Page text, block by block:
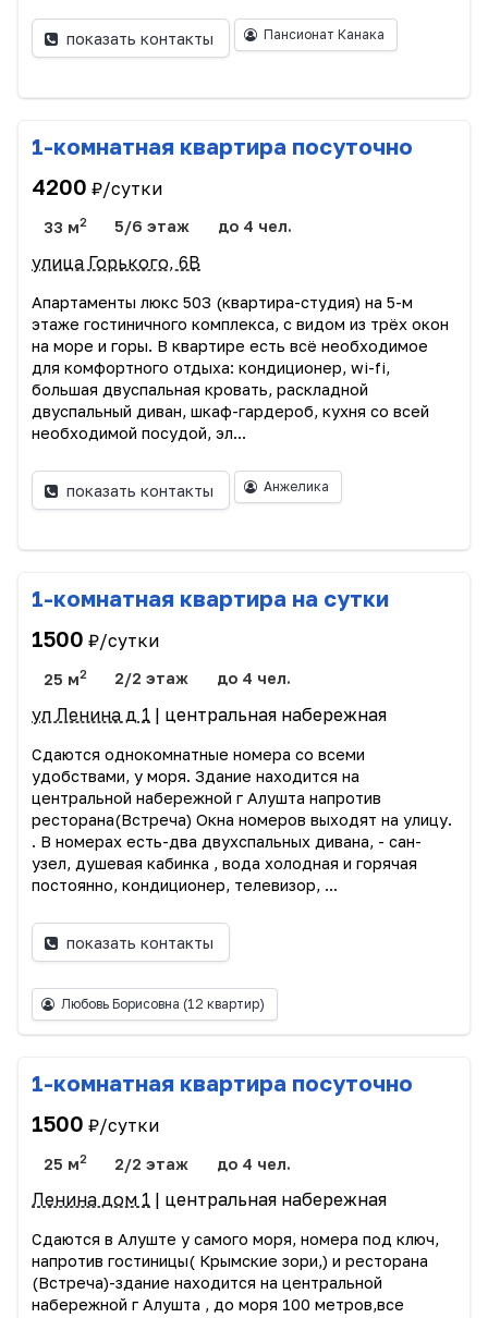
показать контакты Пансионат Канака
1-комнатная квартира посуточно
4200 ₽/сутки
33 м2 5/6 этаж до 4 чел.
улица Горького, 6В
Апартаменты люкс 503 (квартира-студия) на 5-м
этаже гостиничного комплекса, с видом из трёх окон
на море и горы. В квартире есть всё необходимое
для комфортного отдыха: кондиционер, wi-fi,
большая двуспальная кровать, раскладной
двуспальный диван, шкаф-гардероб, кухня со всей
необходимой посудой, эл...
показать контакты Анжелика
1-комнатная квартира на сутки
1500 ₽/сутки
25 м2 2/2 этаж до 4 чел.
ул Ленина д 1 | центральная набережная
Сдаются однокомнатные номера со всеми
удобствами, у моря. Здание находится на
центральной набережной г Алушта напротив
ресторана(Встреча) Окна номеров выходят на улицу.
. В номерах есть-два двухспальных дивана, - сан-
узел, душевая кабинка , вода холодная и горячая
постоянно, кондиционер, телевизор, ...
показать контакты
Любовь Борисовна (12 квартир)
1-комнатная квартира посуточно
1500 ₽/сутки
25 м2 2/2 этаж до 4 чел.
Ленина дом 1 | центральная набережная
Сдаются в Алуште у самого моря, номера под ключ,
напротив гостиницы( Крымские зори,) и ресторана
(Встреча)-здание находится на центральной
набережной г Алушта , до моря 100 метров,все